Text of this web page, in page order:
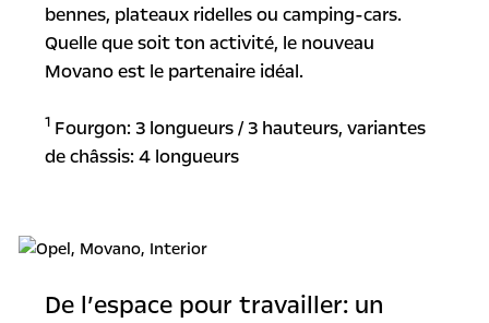
bennes, plateaux ridelles ou camping-cars.
Quelle que soit ton activité, le nouveau
Movano est le partenaire idéal.
1Fourgon: 3 longueurs / 3 hauteurs, variantes
de châssis: 4 longueurs
De l’espace pour travailler: un